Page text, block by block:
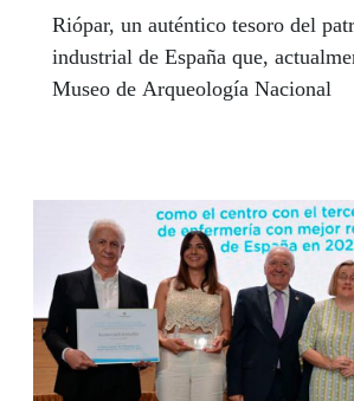
Riópar, un auténtico tesoro del
industrial de España que,
Museo de Arqueología Nacional